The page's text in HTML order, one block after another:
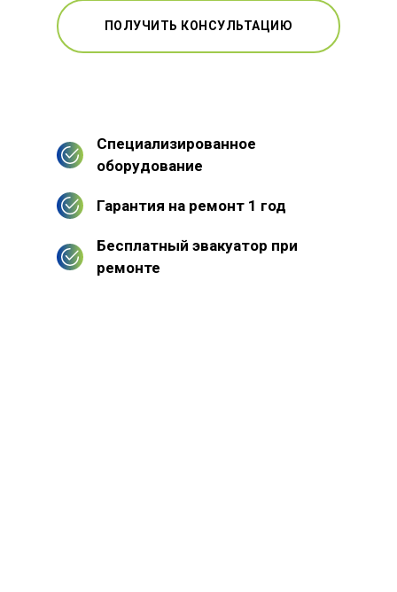
ПОЛУЧИТЬ КОНСУЛЬТАЦИЮ
Специализированное
оборудование
Гарантия на ремонт 1 год
Бесплатный эвакуатор при
ремонте